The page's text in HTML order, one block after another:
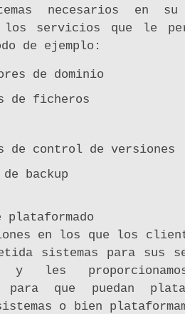
necesarios en
los servicios que le
de ejemplo:
de dominio
de ficheros
de control de versiones
backup
plataformado
en los que los
sistemas para sus
y les
para que puedan
o bien